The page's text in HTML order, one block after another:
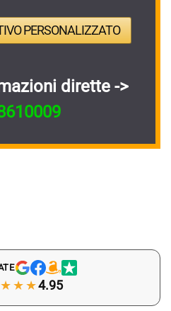
PERSONALIZZATO
dirette ->
4.95